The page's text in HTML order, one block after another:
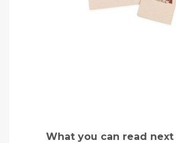
What you can read next